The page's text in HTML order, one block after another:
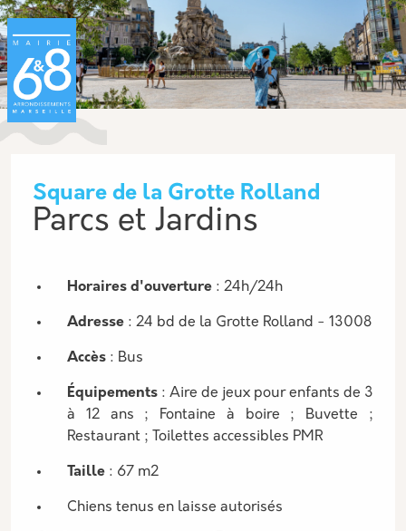
Aller au contenu principal
Square de la Grotte Rolland
Parcs et Jardins
Description
Horaires d'ouverture : 24h/24h
Adresse : 24 bd de la Grotte Rolland - 13008
Accès : Bus
Équipements : Aire de jeux pour enfants de 3
à 12 ans ; Fontaine à boire ; Buvette ;
Restaurant ; Toilettes accessibles PMR
Taille : 67 m2
Chiens tenus en laisse autorisés
Panneau de gestion des cookies